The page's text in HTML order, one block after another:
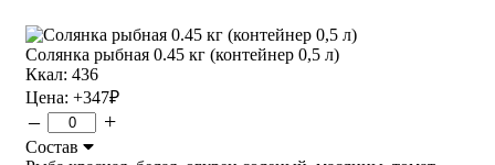
Солянка рыбная 0.45 кг (контейнер 0,5 л)
Ккал: 436
Цена: +347₽
– +
Состав